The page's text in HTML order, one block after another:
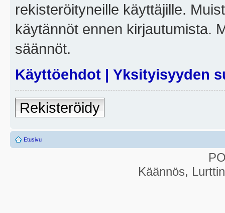
rekisteröityneille käyttäjille.
käytännöt ennen kirjautumista.
säännöt.
Käyttöehdot | Yksityisyyden
Rekisteröidy
Etusivu
Käännös,